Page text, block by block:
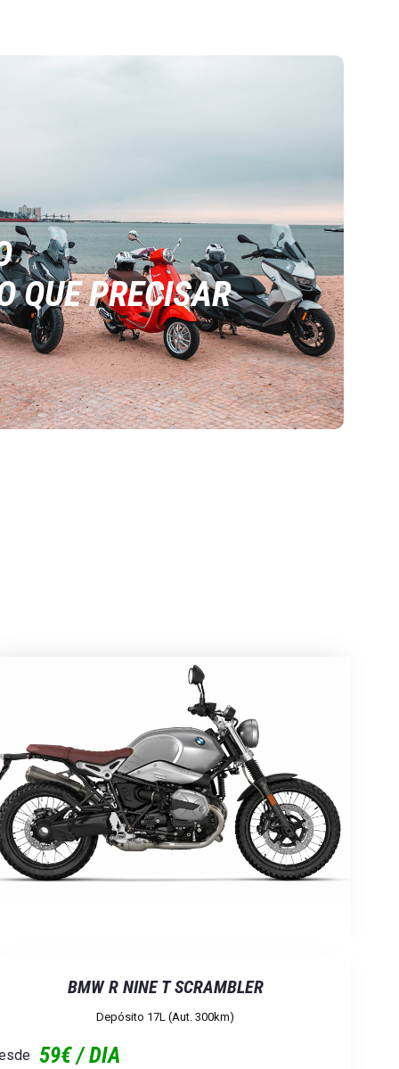
QUE PRECISAR
BMW R NINE T SCRAMBLER
Depósito 17L (aut. 300km)
59€ / DIA